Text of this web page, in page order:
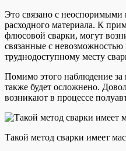
Это связано с
расходного материала. К
флюсовой сварки, могут
связанные с невозможностью
труднодоступному месту
Помимо этого наблюдение
также будет осложнено.
возникают в процессе
Такой метод сварки имеет